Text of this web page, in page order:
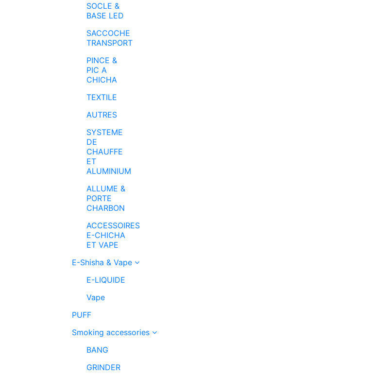
SOCLE &
BASE LED
SACCOCHE
TRANSPORT
PINCE &
PIC A
CHICHA
TEXTILE
AUTRES
SYSTEME
DE
CHAUFFE
ET
ALUMINIUM
ALLUME &
PORTE
CHARBON
ACCESSOIRES
E-CHICHA
ET VAPE
E-Shisha & Vape
E-LIQUIDE
Vape
PUFF
Smoking accessories
BANG
GRINDER